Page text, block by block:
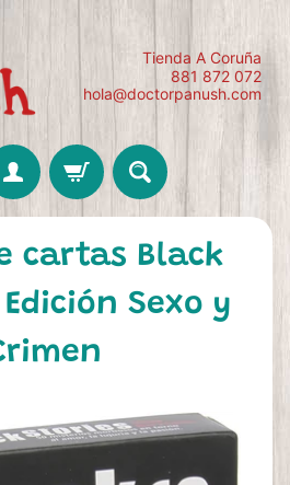
Tienda A Coruña
881 872 072
hola@doctorpanush.com
cartas Black
Sexo y